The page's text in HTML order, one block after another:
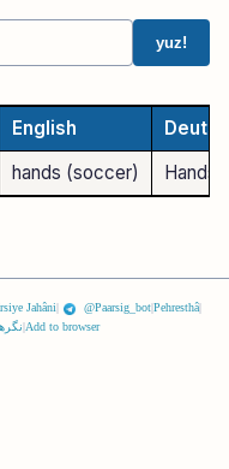
yuz!
English
hands (soccer)
Jahâni| @Paarsig_bot|Pehresthâ|
Add to browser